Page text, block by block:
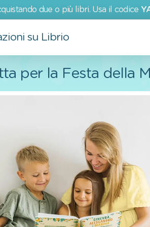
due o più libri. Usa il codice
su Librio
semplice libro
per la Festa della